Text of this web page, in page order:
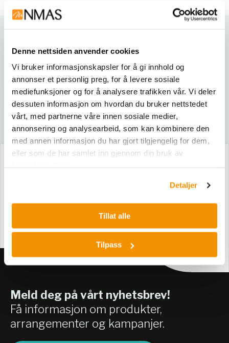
Denne nettsiden anvender cookies
Vi bruker informasjonskapsler for å gi innhold og
annonser et personlig preg, for å levere sosiale
mediefunksjoner og for å analysere trafikken vår. Vi deler
dessuten informasjon om hvordan du bruker nettstedet
vårt, med partnerne våre innen sosiale medier,
annonsering og analysearbeid, som kan kombinere den
med annen informasjon du har gjort tilgjengelig for dem,
eller som de har samlet inn gjennom din bruk av
Detaljer
Tillat alle
Tilpass
Varianter
Meld deg på vårt nyhetsbrev!
Få informasjon om produkter,
arrangementer og kampanjer.